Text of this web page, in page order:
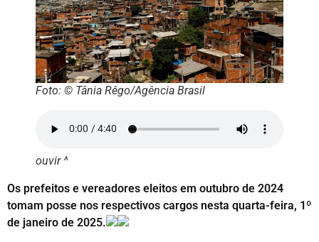
Foto: © Tânia Rêgo/Agência Brasil
ouvir ^
Os prefeitos e vereadores eleitos em outubro de 2024
tomam posse nos respectivos cargos nesta quarta-feira, 1º
de janeiro de 2025.